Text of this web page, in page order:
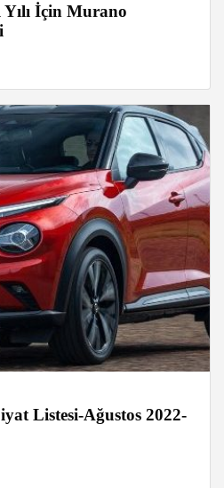
İçin Murano
Listesi-Ağustos 2022-